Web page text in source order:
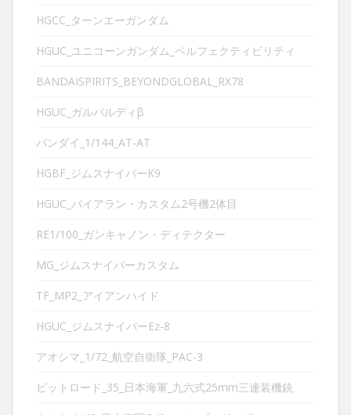
HGCC_ターンエーガンダム
HGUC_ユニコーンガンダム_ペルフェクティビリティ
BANDAISPIRITS_BEYONDGLOBAL_RX78
HGUC_ガルバルディβ
バンダイ_1/144_AT-AT
HGBF_ジムスナイパーK9
HGUC_バイアラン・カスタム2号機2体目
RE1/100_ガンキャノン・ディテクター
MG_ジムスナイパーカスタム
TF_MP2_アイアンハイド
HGUC_ジムスナイパーEz-8
アオシマ_1/72_航空自衛隊_PAC-3
ピットロード_35_日本海軍_九六式25mm三連装機銃